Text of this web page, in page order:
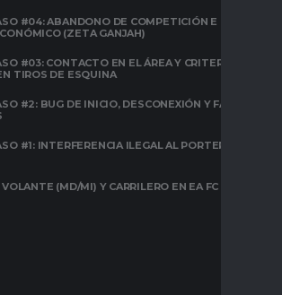
#04: ABANDONO DE COMPETICIÓN E
(ZETA GANJAH)
#03: CONTACTO EN EL ÁREA Y CRITERIO DE
TIROS DE ESQUINA
#2: BUG DE INICIO, DESCONEXIÓN Y FALTA DE
#1: INTERFERENCIA ILEGAL AL PORTERO EN
(MD/MI) Y CARRILERO EN EA FC 26: